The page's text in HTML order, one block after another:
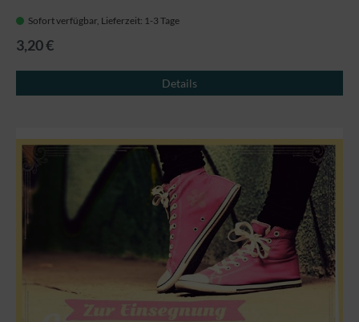
Sofort verfügbar, Lieferzeit: 1-3 Tage
3,20 €
Details